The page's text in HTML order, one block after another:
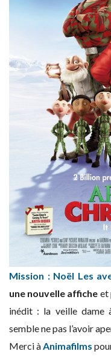
Mission : Noël Les
une nouvelle affiche et
inédit : la veille dame
semble ne pas l’avoir
Merci àAnimafilms